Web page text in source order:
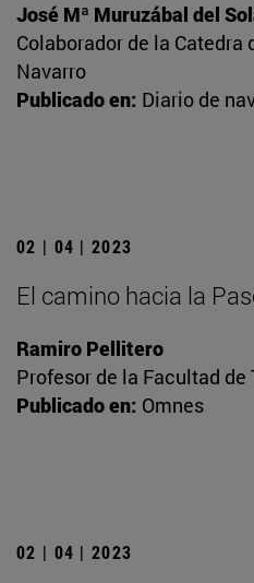
José Mª Muruzábal del
Colaborador de la
Navarro
Publicado en: Diario de
02 | 04 | 2023
El camino hacia la
Ramiro Pellitero
Profesor de la Facultad de
Publicado en: Omnes
02 | 04 | 2023